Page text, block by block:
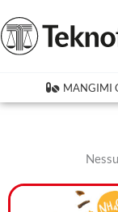
al
contenuto
MANGIMI